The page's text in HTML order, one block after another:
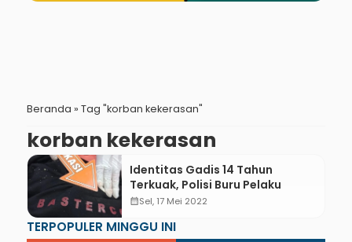
Beranda » Tag "korban kekerasan"
korban kekerasan
Identitas Gadis 14 Tahun
Terkuak, Polisi Buru Pelaku
calendar_monthSel, 17 Mei 2022
TERPOPULER MINGGU INI